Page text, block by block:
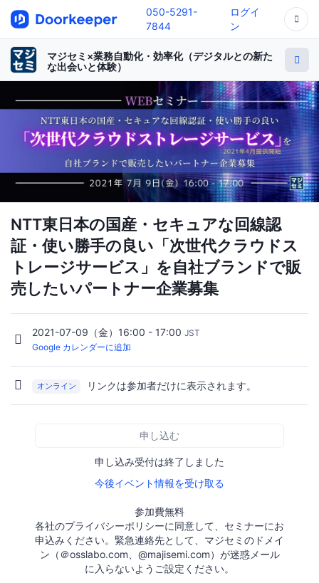
050-5291-
7844
ログイ
ン
マジセミ×業務自動化・効率化（デジタルとの新た
な出会いと体験）
NTT東日本の国産・セキュアな回線認
証・使い勝手の良い「次世代クラウドス
トレージサービス」を自社ブランドで販
売したいパートナー企業募集
2021-07-09（金）16:00 - 17:00 JST
Google カレンダーに追加
オンライン リンクは参加者だけに表示されます。
申し込む
申し込み受付は終了しました
今後イベント情報を受け取る
参加費無料
各社のプライバシーポリシーに同意して、セミナーにお
申込みください。緊急連絡先として、マジセミのドメイ
ン（＠osslabo.com、@majisemi.com）が迷惑メール
に入らないようご設定ください。